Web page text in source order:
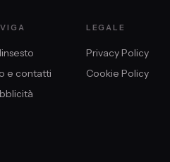
e contatti
LEGALE
Privacy Policy
Cookie Policy